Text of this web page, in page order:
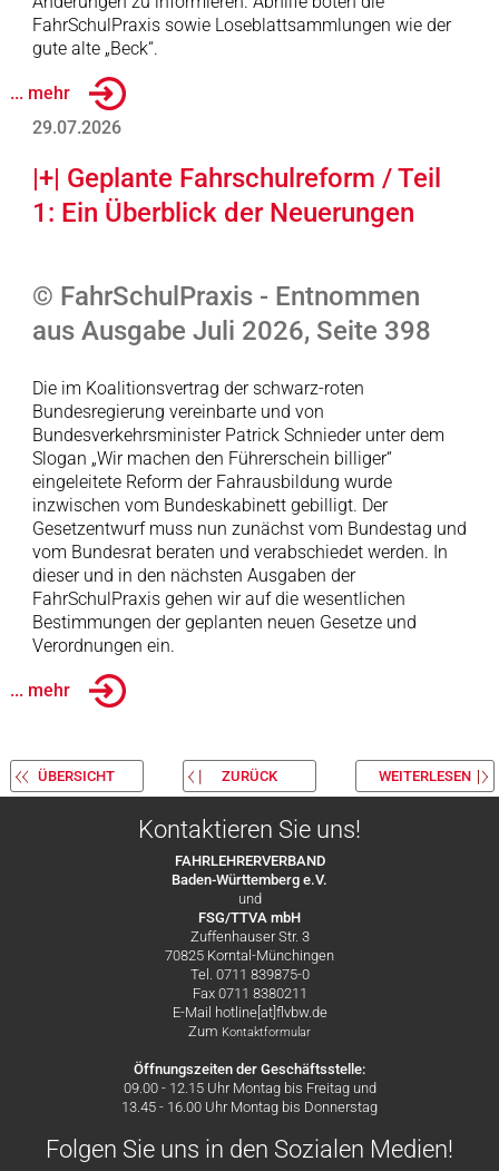
FahrSchulPraxis sowie Loseblattsammlungen wie der
gute alte „Beck“.
... mehr
29.07.2026
|+| Geplante Fahrschulreform / Teil
1: Ein Überblick der Neuerungen
© FahrSchulPraxis - Entnommen
aus Ausgabe Juli 2026, Seite 398
Die im Koalitionsvertrag der schwarz-roten
Bundesregierung vereinbarte und von
Bundesverkehrsminister Patrick Schnieder unter dem
Slogan „Wir machen den Führerschein billiger“
eingeleitete Reform der Fahrausbildung wurde
inzwischen vom Bundeskabinett gebilligt. Der
Gesetzentwurf muss nun zunächst vom Bundestag und
vom Bundesrat beraten und verabschiedet werden. In
dieser und in den nächsten Ausgaben der
FahrSchulPraxis gehen wir auf die wesentlichen
Bestimmungen der geplanten neuen Gesetze und
Verordnungen ein.
... mehr
ÜBERSICHT ZURÜCK WEITERLESEN
Kontaktieren Sie uns!
FAHRLEHRERVERBAND
Baden-Württemberg e.V.
und
FSG/TTVA mbH
Zuffenhauser Str. 3
70825 Korntal-Münchingen
Tel. 0711 839875-0
Fax 0711 8380211
E-Mail hotline[at]flvbw.de
Zum Kontaktformular
Öffnungszeiten der Geschäftsstelle:
09.00 - 12.15 Uhr Montag bis Freitag und
13.45 - 16.00 Uhr Montag bis Donnerstag
Folgen Sie uns in den Sozialen Medien!